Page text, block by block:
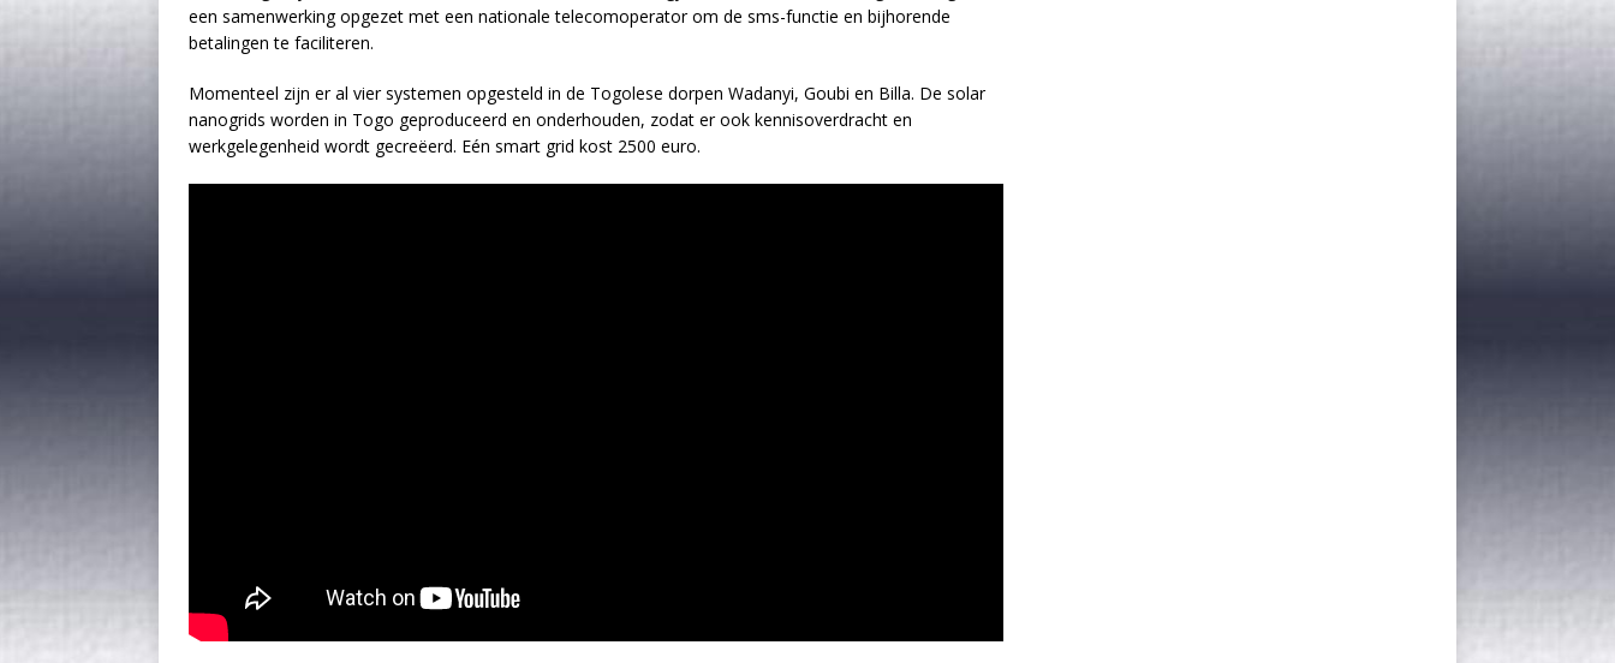
een samenwerking opgezet met een nationale telecomoperator om de sms-functie en bijhorende
betalingen te faciliteren.
Momenteel zijn er al vier systemen opgesteld in de Togolese dorpen Wadanyi, Goubi en Billa. De solar
nanogrids worden in Togo geproduceerd en onderhouden, zodat er ook kennisoverdracht en
werkgelegenheid wordt gecreëerd. Eén smart grid kost 2500 euro.